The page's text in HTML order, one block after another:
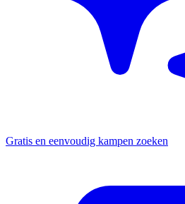
Gratis en eenvoudig kampen zoeken